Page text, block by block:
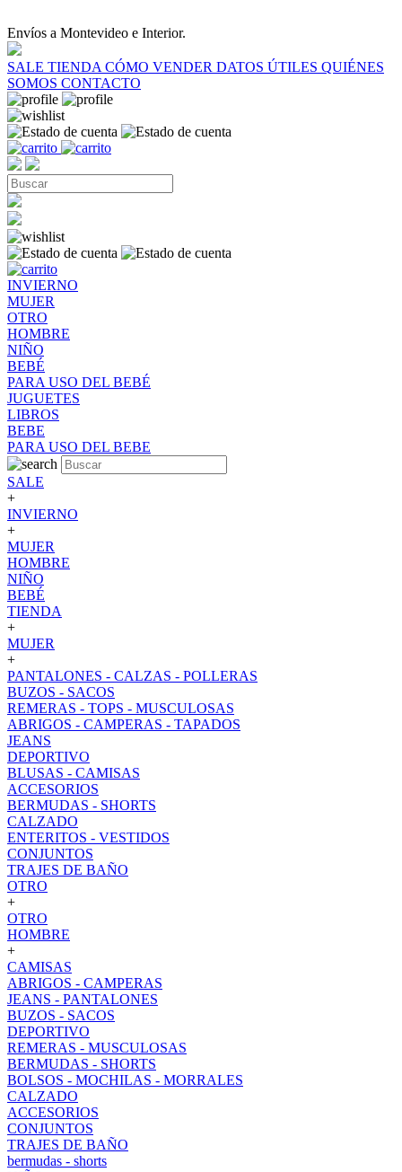
Envíos a Montevideo e Interior.
SALE TIENDA CÓMO VENDER DATOS ÚTILES QUIÉNES
SOMOS CONTACTO
INVIERNO
MUJER
OTRO
HOMBRE
NIÑO
BEBÉ
PARA USO DEL BEBÉ
JUGUETES
LIBROS
BEBE
PARA USO DEL BEBE
SALE
+
INVIERNO
+
MUJER
HOMBRE
NIÑO
BEBÉ
TIENDA
+
MUJER
+
PANTALONES - CALZAS - POLLERAS
BUZOS - SACOS
REMERAS - TOPS - MUSCULOSAS
ABRIGOS - CAMPERAS - TAPADOS
JEANS
DEPORTIVO
BLUSAS - CAMISAS
ACCESORIOS
BERMUDAS - SHORTS
CALZADO
ENTERITOS - VESTIDOS
CONJUNTOS
TRAJES DE BAÑO
OTRO
+
OTRO
HOMBRE
+
CAMISAS
ABRIGOS - CAMPERAS
JEANS - PANTALONES
BUZOS - SACOS
DEPORTIVO
REMERAS - MUSCULOSAS
BERMUDAS - SHORTS
BOLSOS - MOCHILAS - MORRALES
CALZADO
ACCESORIOS
CONJUNTOS
TRAJES DE BAÑO
bermudas - shorts